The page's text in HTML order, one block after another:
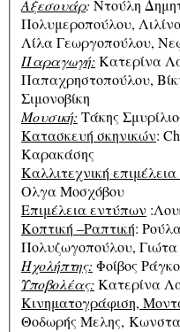
Αξεσουάρ: Ντούλη
Πολυμεροπούλου,
Λίλα Γεωργοπούλου,
Παραγωγή: Κατερίνα
Παπαχρηστοπούλου,
Σιμονοβίκη
Μουσική: Τάκης
Κατασκευή σκηνικών:
Καρακάσης
Καλλιτεχνική
Ολγα Μοσχόβου
Επιμέλεια εντύπων
Kοπτική –Ραπτική:
Πολυζωγοπούλου, Γιώτα
Ηχολήπτης: Φοίβος
Υποβολέας: Κατερίνα
Κινηματογράφιση,
Θοδωρής Μελης,